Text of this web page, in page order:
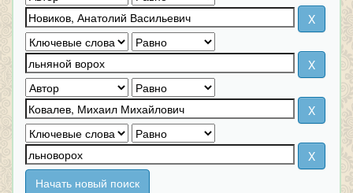
Начать новый поиск